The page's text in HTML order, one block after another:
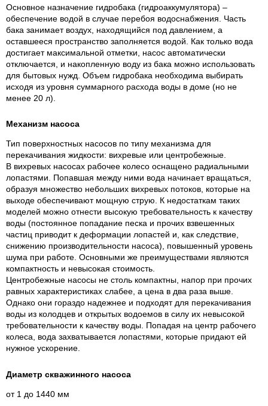
Основное назначение гидробака (гидроаккумулятора) –
обеспечение водой в случае перебоя водоснабжения. Часть
бака занимает воздух, находящийся под давлением, а
оставшееся пространство заполняется водой. Как только вода
достигает максимальной отметки, насос автоматически
отключается, и накопленную воду из бака можно использовать
для бытовых нужд. Объем гидробака необходима выбирать
исходя из уровня суммарного расхода воды в доме (но не
менее 20 л).
Механизм насоса
Тип поверхностных насосов по типу механизма для
перекачивания жидкости: вихревые или центробежные.
В вихревых насосах рабочее колесо оснащено радиальными
лопастями. Попавшая между ними вода начинает вращаться,
образуя множество небольших вихревых потоков, которые на
выходе обеспечивают мощную струю. К недостаткам таких
моделей можно отнести высокую требовательность к качеству
воды (постоянное попадание песка и прочих взвешенных
частиц приводит к деформации лопастей и, как следствие,
снижению производительности насоса), повышенный уровень
шума при работе. Основными же преимуществами являются
компактность и невысокая стоимость.
Центробежные насосы не столь компактны, напор при прочих
равных характеристиках слабее, а цена в два раза выше.
Однако они гораздо надежнее и подходят для перекачивания
воды из колодцев и открытых водоемов в силу их невысокой
требовательности к качеству воды. Попадая на центр рабочего
колеса, вода захватывается лопастями, которые придают ей
нужное ускорение.
Диаметр скважинного насоса
от 1 до 1440 мм